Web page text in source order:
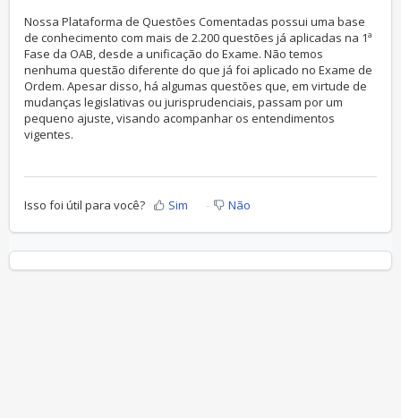
Nossa Plataforma de Questões Comentadas possui uma base
de conhecimento com mais de 2.200 questões já aplicadas na 1ª
Fase da OAB, desde a unificação do Exame. Não temos
nenhuma questão diferente do que já foi aplicado no Exame de
Ordem. Apesar disso, há algumas questões que, em virtude de
mudanças legislativas ou jurisprudenciais, passam por um
pequeno ajuste, visando acompanhar os entendimentos
vigentes.
Isso foi útil para você? Sim Não